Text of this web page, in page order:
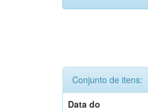
Conjunto de itens:
Data do